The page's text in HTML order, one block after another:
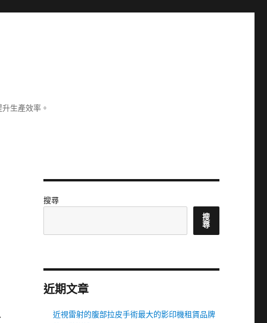
生產效率。
搜尋
搜
尋
近期文章
近視雷射的腹部拉皮手術最大的影印機租賃品牌